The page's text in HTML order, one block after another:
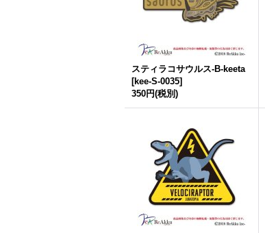
スティラコサウルス-B-keeta
[kee-S-0035]
350円(税別)